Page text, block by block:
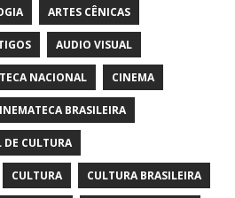
ARTES CÊNICAS
AUDIO VISUAL
NACIONAL CINEMA
BRASILEIRA
CULTURA
CULTURA CULTURA BRASILEIRA